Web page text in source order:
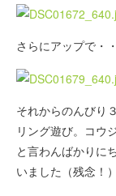
さらにアップで・
それからのんびり
リング遊び。コウ
と言わんばかりに
いました（残念！）